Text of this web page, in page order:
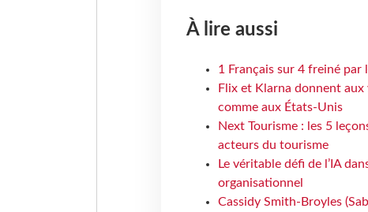
À lire aussi
1 Français sur 4 freiné par
Flix et Klarna donnent
comme aux États-Unis
Next Tourisme : les 5
acteurs du tourisme
Le véritable défi de l’IA
organisationnel
Cassidy Smith-Broyles